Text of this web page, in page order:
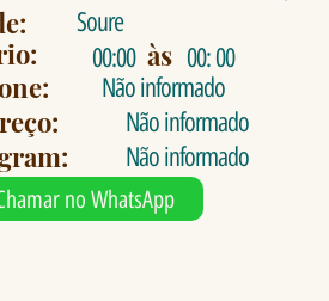
Soure
00:00 às 00: 00
Não informado
Não informado
Não informado
no WhatsApp